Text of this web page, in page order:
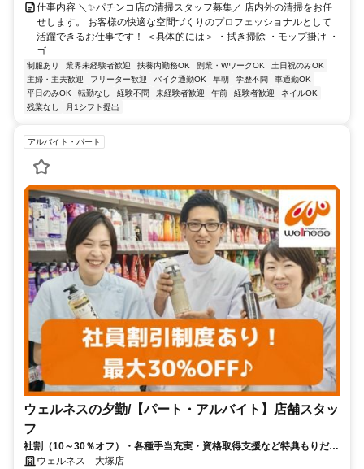
仕事内容 ＼✨パチンコ店の清掃スタッフ募集／ 店内外の清掃をお任
せします。 お客様の快適な空間づくりのプロフェッショナルとして
活躍できるお仕事です！ ＜具体的には＞ ・拭き掃除 ・モップ掛け ・
ゴ...
制服あり 業界未経験者歓迎 扶養内勤務OK 副業・WワークOK
土日祝のみOK
主婦・主夫歓迎
フリーター歓迎 バイク通勤OK 早朝 学歴不問
車通勤OK
平日のみOK
転勤なし 経験不問 未経験者歓迎 午前 経験者歓迎
ネイルOK
残業なし
月1シフト提出
アルバイト・パート
ウェルネスの夕勤/【パート・アルバイト】店舗スタッ
フ
社割（10～30％オフ）・各種手当充実・資格取得支援など特典もりだく
さん！未経験スタートがほとんど♪
ウェルネス 大塚店